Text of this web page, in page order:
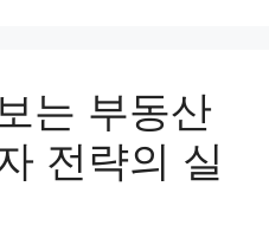
는 부동산
전략의 실